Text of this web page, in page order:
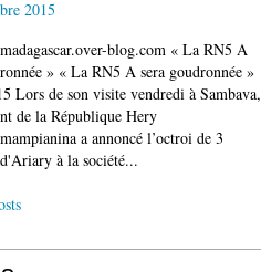
2015
blog.com « La RN5 A
» « La RN5 A sera goudronnée »
Lors de son visite vendredi à Sambava,
de la République Hery
a annoncé l’octroi de 3
à la société...